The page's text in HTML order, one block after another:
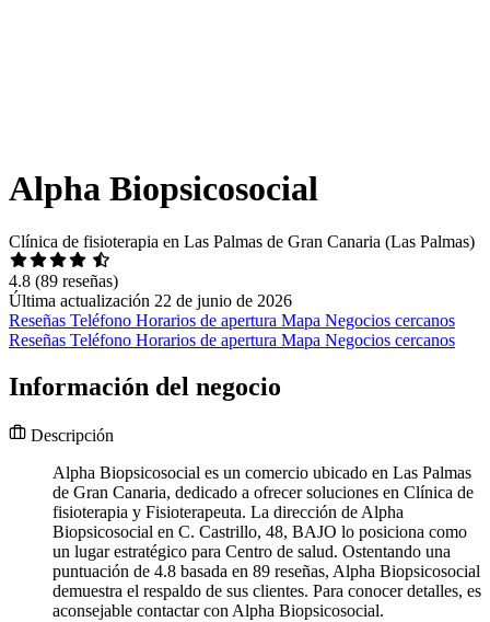
Alpha Biopsicosocial
Clínica de fisioterapia en Las Palmas de Gran Canaria (Las Palmas)
4.8 (89 reseñas)
Última actualización 22 de junio de 2026
Reseñas Teléfono Horarios de apertura Mapa Negocios cercanos
Reseñas Teléfono Horarios de apertura Mapa Negocios cercanos
Información del negocio
Descripción
Alpha Biopsicosocial es un comercio ubicado en Las Palmas
de Gran Canaria, dedicado a ofrecer soluciones en Clínica de
fisioterapia y Fisioterapeuta. La dirección de Alpha
Biopsicosocial en C. Castrillo, 48, BAJO lo posiciona como
un lugar estratégico para Centro de salud. Ostentando una
puntuación de 4.8 basada en 89 reseñas, Alpha Biopsicosocial
demuestra el respaldo de sus clientes. Para conocer detalles, es
aconsejable contactar con Alpha Biopsicosocial.